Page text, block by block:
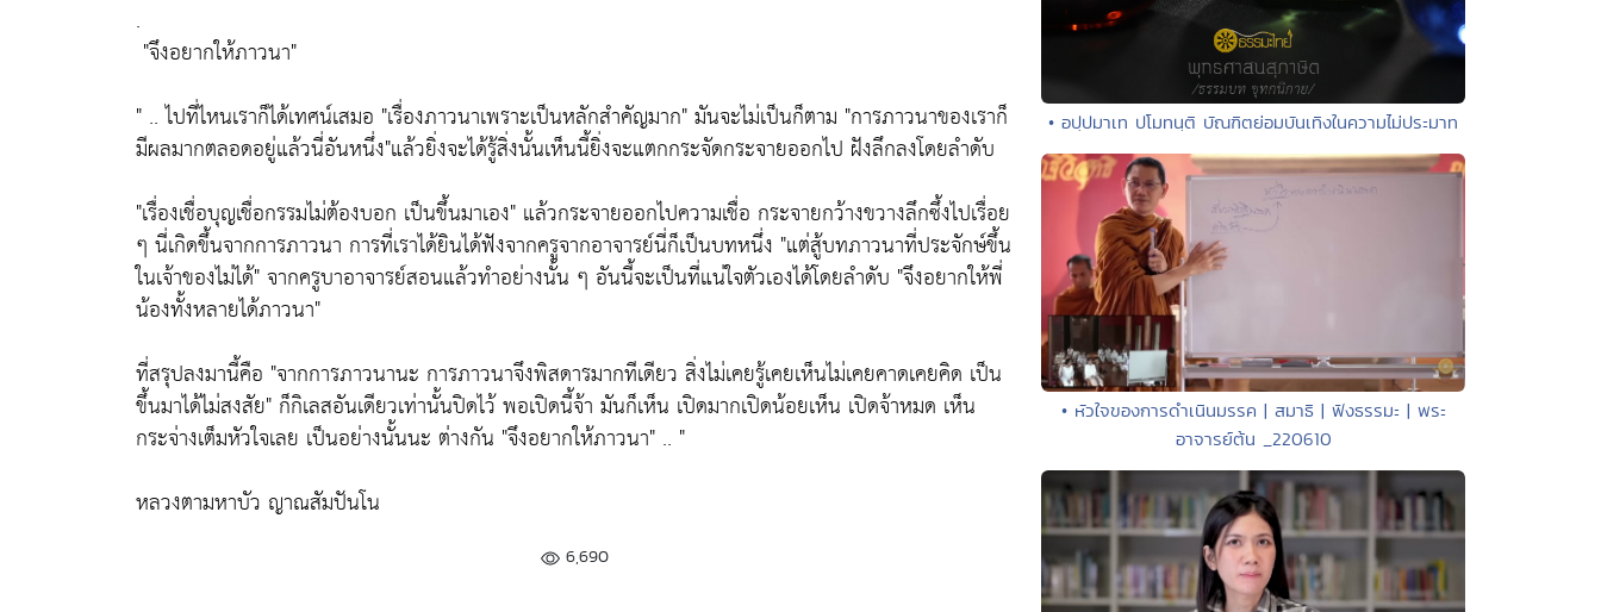
.
"จึงอยากให้ภาวนา"
" .. ไปที่ไหนเราก็ได้เทศน์เสมอ "เรื่องภาวนาเพราะเป็นหลักสำคัญมาก"มันจะไม่เป็นก็ตาม "การภาวนาของเราก็
มีผลมากตลอดอยู่แล้วนี่อันหนึ่ง"แล้วยิ่งจะได้รู้สิ่งนั้นเห็นนี้ยิ่งจะแตกกระจัดกระจายออกไป ฝังลึกลงโดยลำดับ
"เรื่องเชื่อบุญเชื่อกรรมไม่ต้องบอก เป็นขึ้นมาเอง" แล้วกระจายออกไปความเชื่อ กระจายกว้างขวางลึกซึ้งไปเรื่อย
ๆ นี่เกิดขึ้นจากการภาวนา การที่เราได้ยินได้ฟังจากครูจากอาจารย์นี่ก็เป็นบทหนึ่ง "แต่สู้บทภาวนาที่ประจักษ์ขึ้น
ในเจ้าของไม่ได้"จากครูบาอาจารย์สอนแล้วทำอย่างนั้น ๆ อันนี้จะเป็นที่แน่ใจตัวเองได้โดยลำดับ "จึงอยากให้พี่
น้องทั้งหลายได้ภาวนา"
ที่สรุปลงมานี้คือ "จากการภาวนานะ การภาวนาจึงพิสดารมากทีเดียว สิ่งไม่เคยรู้เคยเห็นไม่เคยคาดเคยคิด เป็น
ขึ้นมาได้ไม่สงสัย" ก็กิเลสอันเดียวเท่านั้นปิดไว้ พอเปิดนี้จ้า มันก็เห็น เปิดมากเปิดน้อยเห็น เปิดจ้าหมด เห็น
กระจ่างเต็มหัวใจเลย เป็นอย่างนั้นนะ ต่างกัน "จึงอยากให้ภาวนา" .. "
หลวงตามหาบัว ญาณสัมปันโน
6,690
• อปฺปมาเท ปโมทนฺติ บัณฑิตย่อมบันเทิงในความไม่ประมาท
• หัวใจของการดำเนินมรรค | สมาธิ | ฟังธรรมะ | พระ
อาจารย์ต้น _220610